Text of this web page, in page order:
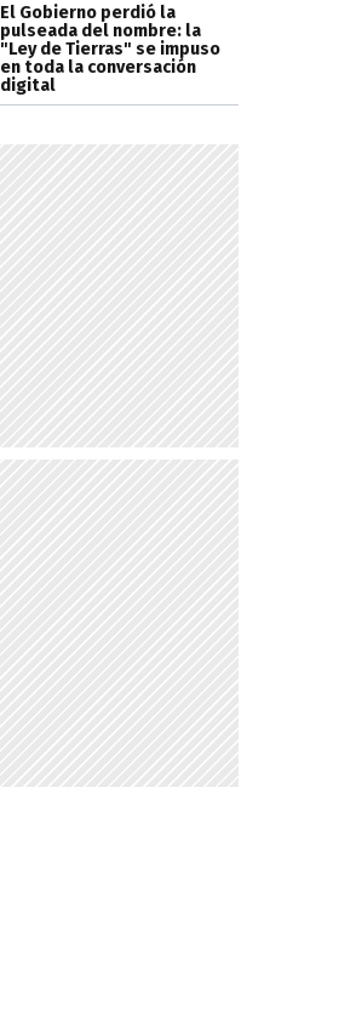
El Gobierno perdió la
pulseada del nombre: la
"Ley de Tierras" se impuso
en toda la conversación
digital